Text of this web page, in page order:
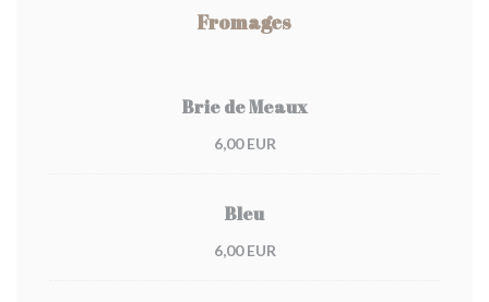
Fromages
Brie de Meaux
6,00 EUR
Bleu
6,00 EUR